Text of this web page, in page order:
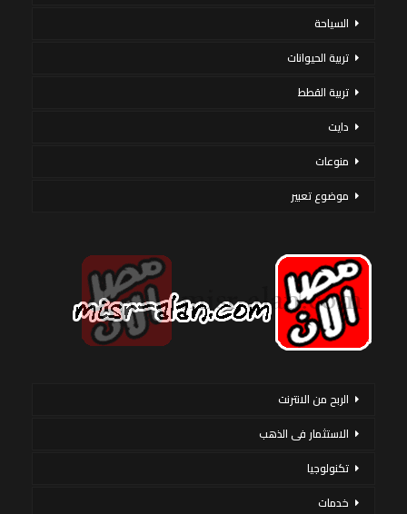
السياحة
تربية الحيوانات
تربية القطط
دايت
منوعات
موضوع تعبير
الربح من الانترنت
الاستثمار فى الذهب
تكنولوجيا
خدمات